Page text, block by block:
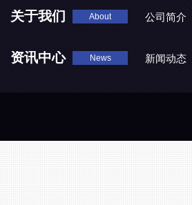
关于我们 About 公司简介
资讯中心 News 新闻动态